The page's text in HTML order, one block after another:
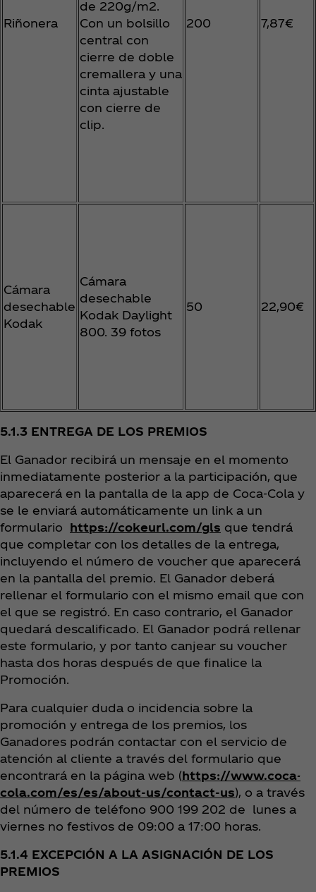
Riñonera
de 220g/m2.
Con un bolsillo
central con
cierre de doble
cremallera y una
cinta ajustable
con cierre de
clip.
200 7,87€
Cámara
desechable
Kodak
Cámara
desechable
Kodak Daylight
800. 39 fotos
50 22,90€
5.1.3 ENTREGA DE LOS PREMIOS
El Ganador recibirá un mensaje en el momento
inmediatamente posterior a la participación, que
aparecerá en la pantalla de la app de Coca‑Cola y
se le enviará automáticamente un link a un
formulario https://cokeurl.com/gls que tendrá
que completar con los detalles de la entrega,
incluyendo el número de voucher que aparecerá
en la pantalla del premio. El Ganador deberá
rellenar el formulario con el mismo email que con
el que se registró. En caso contrario, el Ganador
quedará descalificado. El Ganador podrá rellenar
este formulario, y por tanto canjear su voucher
hasta dos horas después de que finalice la
Promoción.
Para cualquier duda o incidencia sobre la
promoción y entrega de los premios, los
Ganadores podrán contactar con el servicio de
atención al cliente a través del formulario que
encontrará en la página web (https://www.coca-
cola.com/es/es/about-us/contact-us), o a través
del número de teléfono 900 199 202 de lunes a
viernes no festivos de 09:00 a 17:00 horas.
5.1.4 EXCEPCIÓN A LA ASIGNACIÓN DE LOS
PREMIOS